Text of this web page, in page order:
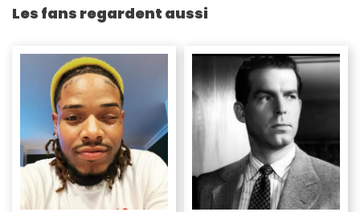
Les fans regardent aussi